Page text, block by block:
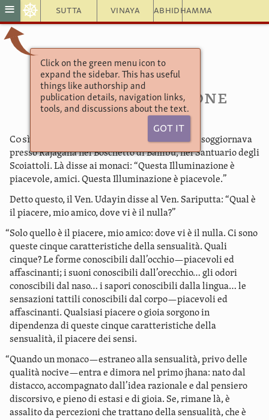
Sutta Vinaya Abhidhamma
≡ ☸
Click on the green menu icon to
expand the sidebar. This has useful
things like authorship and
publication details, navigation links,
tools, and discussions about the text.
Got It
Aṅguttara Nikāya
Nibbana Sutta
9.34. Illuminazione
Così ho sentito
. Una volta il Ven. Sariputta soggiornava
presso Rajagaha nel Boschetto di Bambù, nel Santuario degli
Scoiattoli. Là disse ai monaci: “Questa Illuminazione è
piacevole, amici. Questa Illuminazione è piacevole.”
Detto questo, il Ven. Udayin disse al Ven. Sariputta: “Qual è
il piacere, mio amico, dove vi è il nulla?”
“Solo quello è il piacere, mio amico: dove vi è il nulla. Ci sono
queste cinque caratteristiche della sensualità. Quali
cinque? Le forme conoscibili dall’occhio—piacevoli ed
affascinanti; i suoni conoscibili dall’orecchio… gli odori
conoscibili dal naso… i sapori conoscibili dalla lingua… le
sensazioni tattili conoscibili dal corpo—piacevoli ed
affascinanti. Qualsiasi piacere o gioia sorgono in
dipendenza di queste cinque caratteristiche della
sensualità, il piacere dei sensi.
“Quando un monaco—estraneo alla sensualità, privo delle
qualità nocive—entra e dimora nel primo jhana: nato dal
distacco, accompagnato dall’idea razionale e dal pensiero
discorsivo, e pieno di estasi e di gioia. Se, rimane là, è
assalito da percezioni che trattano della sensualità, che è